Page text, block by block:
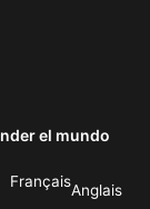
el mundo
FrançaisAnglais